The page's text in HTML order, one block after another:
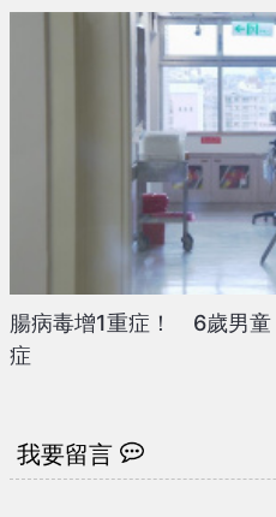
腸病毒增1重症！ 6歲男童
症
我要留言